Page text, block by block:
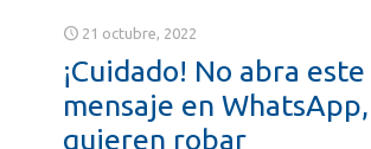
21 octubre, 2022
¡Cuidado! No abra este
mensaje en
quieren robar